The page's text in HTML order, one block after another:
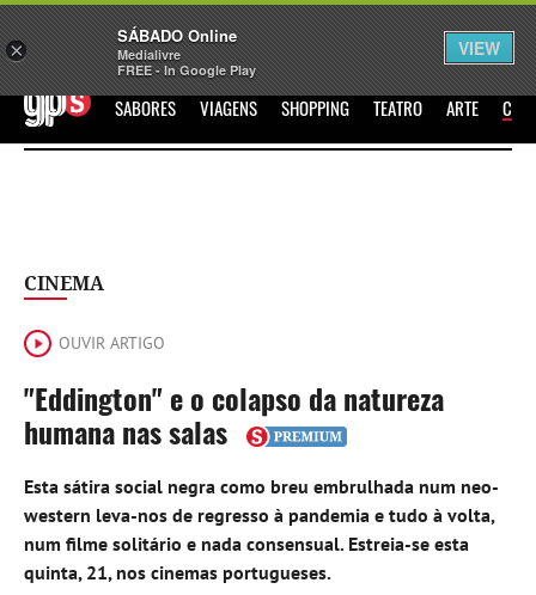
Sábado Assine Iniciar Sessão
GPS SABORES VIAGENS SHOPPING TEATRO ARTE
CINEMA
OUVIR ARTIGO
"Eddington" e o colapso da natureza
humana nas salas
Esta sátira social negra como breu embrulhada num neo-
western leva-nos de regresso à pandemia e tudo à volta,
num filme solitário e nada consensual. Estreia-se esta
quinta, 21, nos cinemas portugueses.
×
SÁBADO Online
Medialivre
FREE - In Google Play
VIEW